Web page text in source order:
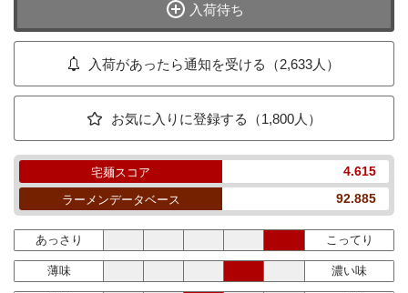
入荷待ち
入荷があったら通知を受ける（2,633人）
お気に入りに登録する（1,800人）
宅麺スコア 4.615
ラーメンデータベース 92.885
あっさり こってり
薄味 濃い味